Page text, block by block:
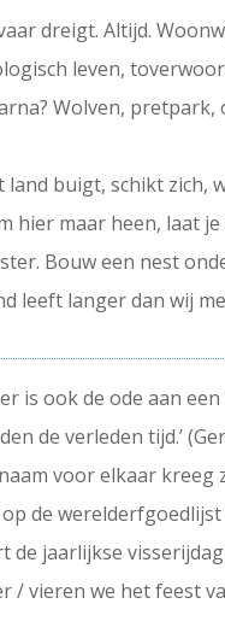
dreigt. Altijd.
leven,
Wolven,
land buigt, schikt zich,
hier maar heen, laat
Bouw een nest
leeft langer dan wij
is ook de ode aan
de verleden tijd.’
voor elkaar kreeg
de
de jaarlijkse
/ vieren we het feest